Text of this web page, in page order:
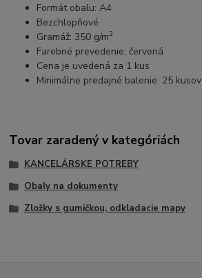
Formát obalu: A4
Bezchlopňové
Gramáž: 350 g/m2
Farebné prevedenie: červená
Cena je uvedená za 1 kus
Minimálne predajné balenie: 25 kusov
Tovar zaradený v kategóriách
KANCELÁRSKE POTREBY
Obaly na dokumenty
Zložky s gumičkou, odkladacie mapy